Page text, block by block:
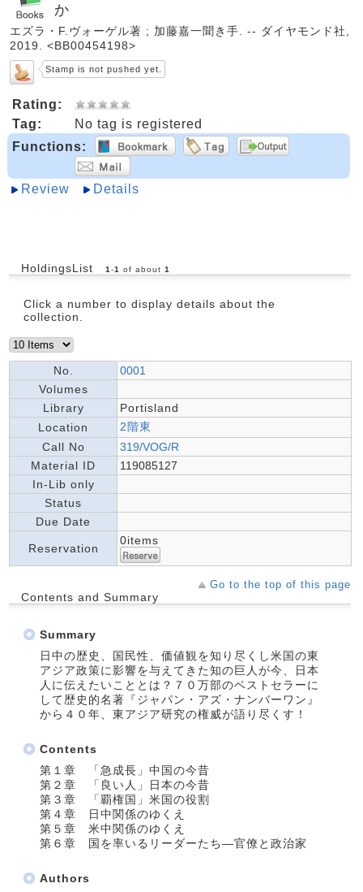
か
エズラ・F.ヴォーゲル著 ; 加藤嘉一聞き手. -- ダイヤモンド社,
2019. <BB00454198>
Stamp is not pushed yet.
Rating:
Tag:
No tag is registered
Functions:
Review Details
HoldingsList 1-1 of about 1
Click a number to display details about the
collection.
No.
0001
Volumes
Library
Portisland
Location
2階東
Call No
319/VOG/R
Material ID
119085127
In-Lib only
Status
Due Date
Reservation
0items
Go to the top of this page
Contents and Summary
Summary
日中の歴史、国民性、価値観を知り尽くし米国の東
アジア政策に影響を与えてきた知の巨人が今、日本
人に伝えたいこととは？７０万部のベストセラーに
して歴史的名著『ジャパン・アズ・ナンバーワン』
から４０年、東アジア研究の権威が語り尽くす！
Contents
第１章 「急成長」中国の今昔
第２章 「良い人」日本の今昔
第３章 「覇権国」米国の役割
第４章 日中関係のゆくえ
第５章 米中関係のゆくえ
第６章 国を率いるリーダーたち―官僚と政治家
Authors